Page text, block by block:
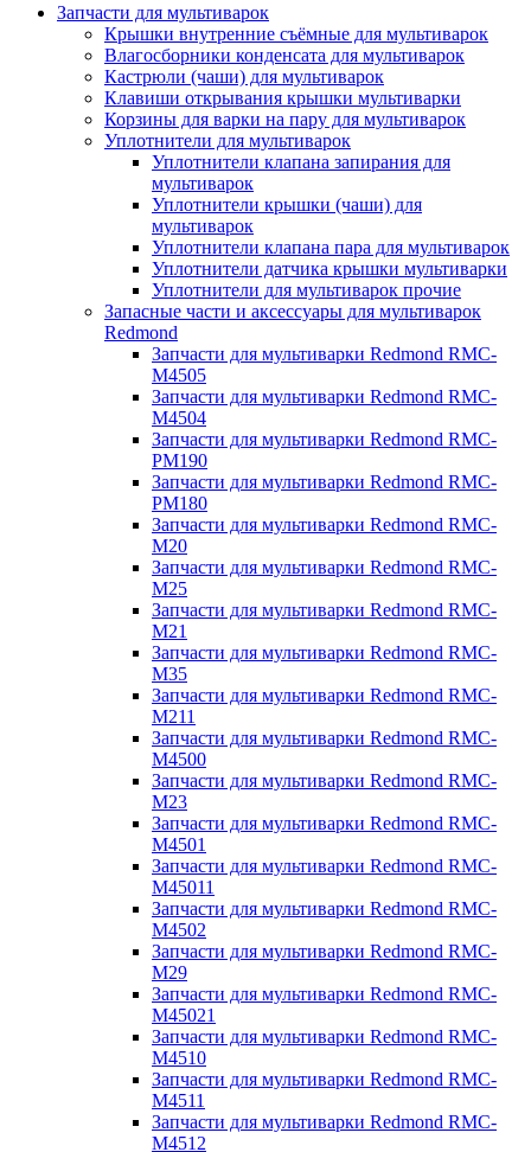
Запчасти для мультиварок
Крышки внутренние съёмные для мультиварок
Влагосборники конденсата для мультиварок
Кастрюли (чаши) для мультиварок
Клавиши открывания крышки мультиварки
Корзины для варки на пару для мультиварок
Уплотнители для мультиварок
Уплотнители клапана запирания для
мультиварок
Уплотнители крышки (чаши) для
мультиварок
Уплотнители клапана пара для мультиварок
Уплотнители датчика крышки мультиварки
Уплотнители для мультиварок прочие
Запасные части и аксессуары для мультиварок
Redmond
Запчасти для мультиварки Redmond RMC-
M4505
Запчасти для мультиварки Redmond RMC-
M4504
Запчасти для мультиварки Redmond RMC-
PM190
Запчасти для мультиварки Redmond RMC-
PM180
Запчасти для мультиварки Redmond RMC-
M20
Запчасти для мультиварки Redmond RMC-
M25
Запчасти для мультиварки Redmond RMC-
M21
Запчасти для мультиварки Redmond RMC-
M35
Запчасти для мультиварки Redmond RMC-
M211
Запчасти для мультиварки Redmond RMC-
M4500
Запчасти для мультиварки Redmond RMC-
M23
Запчасти для мультиварки Redmond RMC-
M4501
Запчасти для мультиварки Redmond RMC-
M45011
Запчасти для мультиварки Redmond RMC-
M4502
Запчасти для мультиварки Redmond RMC-
M29
Запчасти для мультиварки Redmond RMC-
M45021
Запчасти для мультиварки Redmond RMC-
M4510
Запчасти для мультиварки Redmond RMC-
M4511
Запчасти для мультиварки Redmond RMC-
M4512